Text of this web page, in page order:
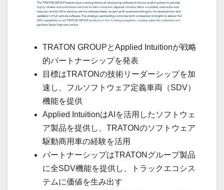
TRATON GROUPとApplied Intuitionが戦略
的パートナーシップを発表
目標はTRATONの技術リーダーシップを加
速し、フルソフトウェア定義車両（SDV）
機能を提供
Applied IntuitionはAIを活用したソフトウェ
ア製品を提供し、TRATONのソフトウェア
駆動商用車の経験を活用
パートナーシップはTRATONグループ製品
に全SDV機能を提供し、トラックエコシス
テムに価値を生み出す